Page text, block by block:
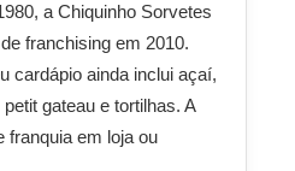
a Chiquinho Sorvetes
franchising em 2010.
cardápio ainda inclui açaí,
gateau e tortilhas. A
franquia em loja ou